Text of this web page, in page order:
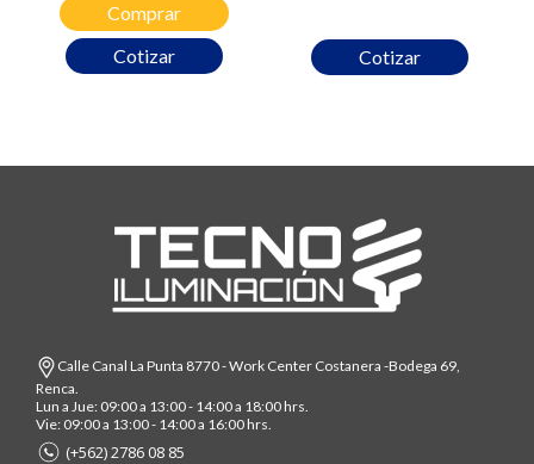
Cotizar
Comprar
Cotizar
Calle Canal La Punta 8770 - Work Center Costanera -Bodega 69,
Renca.
Lun a Jue: 09:00 a 13:00 - 14:00 a 18:00 hrs.
Vie: 09:00 a 13:00 - 14:00 a 16:00 hrs.
(+562) 2786 08 85